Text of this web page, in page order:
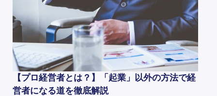
【プロ経営者とは？】「起業」以外の方法で経
営者になる道を徹底解説